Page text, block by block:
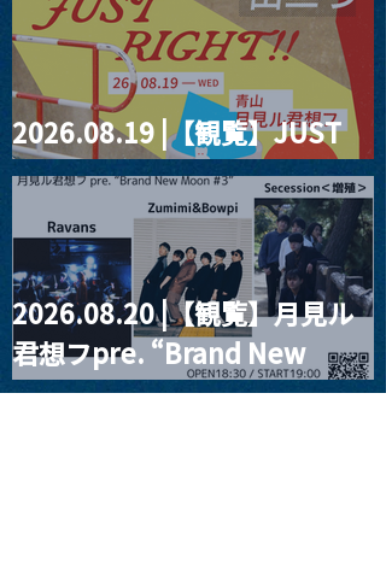
2026.08.19 |【観覧】JUST
RIGHT!! vol.27
2026.08.20 |【観覧】月見ル
君想フpre. “Brand New
Moon #3”